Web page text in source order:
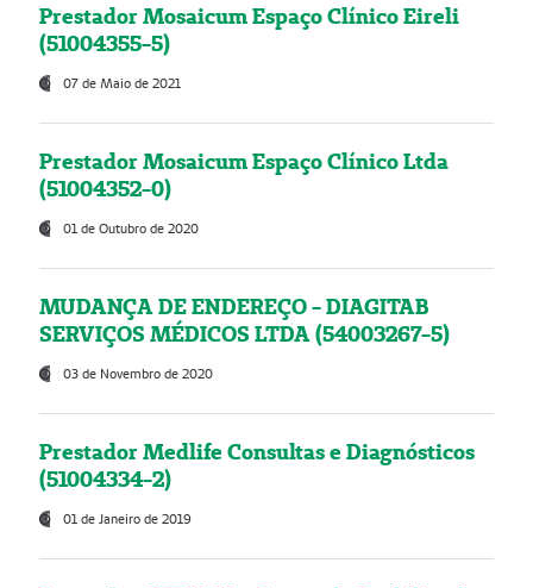
Prestador Mosaicum Espaço Clínico Eireli
(51004355-5)
07 de Maio de 2021
Prestador Mosaicum Espaço Clínico Ltda
(51004352-0)
01 de Outubro de 2020
MUDANÇA DE ENDEREÇO - DIAGITAB
SERVIÇOS MÉDICOS LTDA (54003267-5)
03 de Novembro de 2020
Prestador Medlife Consultas e Diagnósticos
(51004334-2)
01 de Janeiro de 2019